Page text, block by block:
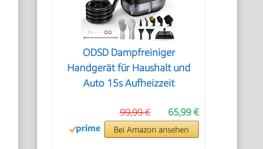
ODSD Dampfreiniger
Handgerät für Haushalt und
Auto 15s Aufheizzeit
65,99 €
99,99 €
Bei Amazon ansehen